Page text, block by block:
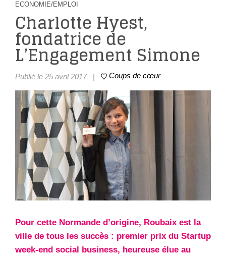
ECONOMIE/EMPLOI
Charlotte Hyest,
fondatrice de
L’Engagement Simone
Publié le 25 avril 2017 | Coups de cœur
Pour cette Normande d’origine, Roubaix est la
ville de tous les succès : premier prix du Startup
week-end social business, heureuse élue au